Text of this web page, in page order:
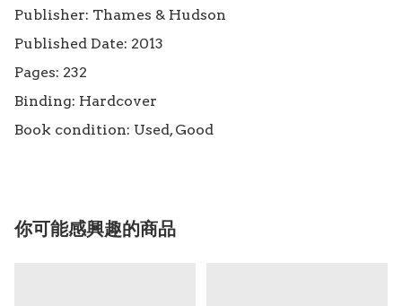
Publisher: Thames & Hudson
Published Date: 2013
Pages: 232
Binding: Hardcover
Book condition: Used, Good
你可能感興趣的商品